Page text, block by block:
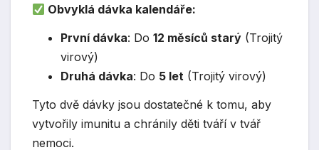
Obvyklá dávka kalendáře:
První dávka: Do 12 měsíců starý (Trojitý
virový)
Druhá dávka: Do 5 let (Trojitý virový)
Tyto dvě dávky jsou dostatečné k tomu, aby
vytvořily imunitu a chránily děti tváří v tvář
nemoci.